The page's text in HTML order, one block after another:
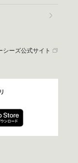
シーズ公式サイト